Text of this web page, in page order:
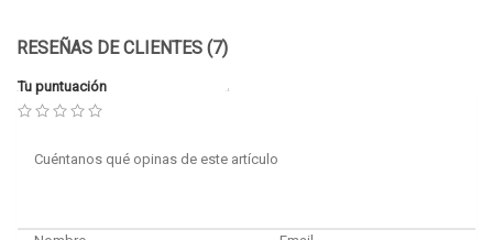
RESEÑAS DE CLIENTES (7)
Tu puntuación